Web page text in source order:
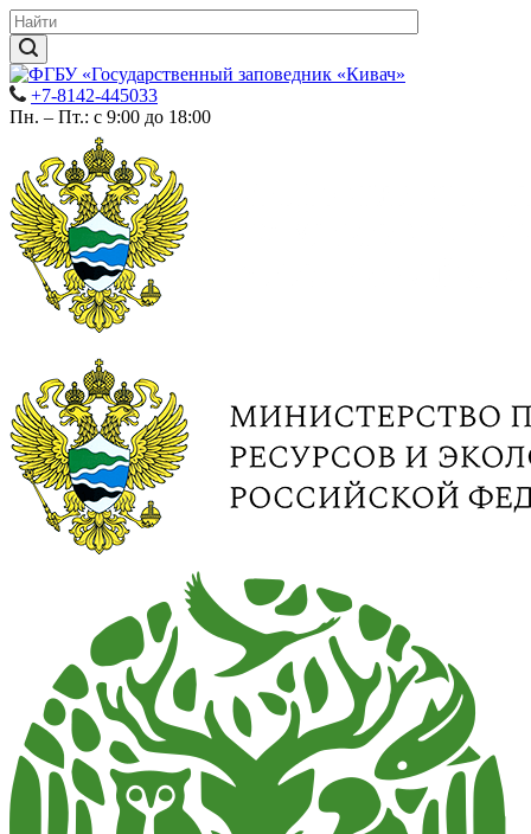
+7-8142-445033
Пн. – Пт.: с 9:00 до 18:00